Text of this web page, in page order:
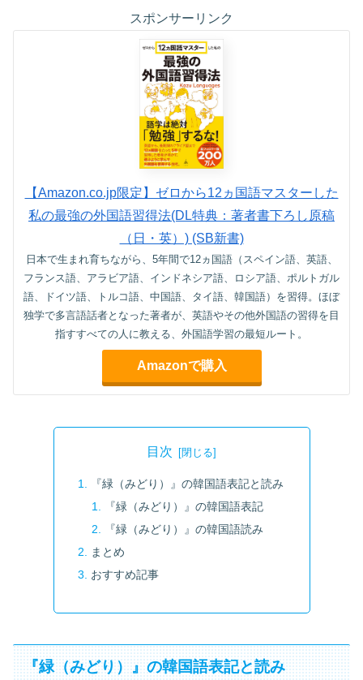
スポンサーリンク
【Amazon.co.jp限定】ゼロから12ヵ国語マスターした
私の最強の外国語習得法(DL特典：著者書下ろし原稿
（日・英）) (SB新書)
日本で生まれ育ちながら、5年間で12ヵ国語（スペイン語、英語、
フランス語、アラビア語、インドネシア語、ロシア語、ポルトガル
語、ドイツ語、トルコ語、中国語、タイ語、韓国語）を習得。ほぼ
独学で多言語話者となった著者が、英語やその他外国語の習得を目
指すすべての人に教える、外国語学習の最短ルート。
Amazonで購入
目次
『緑（みどり）』の韓国語表記と読み
『緑（みどり）』の韓国語表記
『緑（みどり）』の韓国語読み
まとめ
おすすめ記事
『緑（みどり）』の韓国語表記と読み